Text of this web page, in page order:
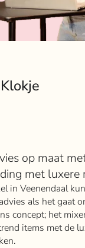
op maat
met luxere
in Veenendaal
als het gaat
concept; het
items met de